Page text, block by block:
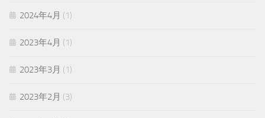
2024年4月 (1)
2023年4月 (1)
2023年3月 (1)
2023年2月 (3)